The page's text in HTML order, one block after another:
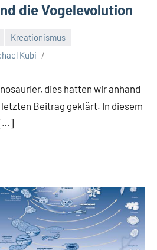
die Vogelevolution
Kreationismus
Kubi
dies hatten wir anhand
Beitrag geklärt. In diesem
[…]